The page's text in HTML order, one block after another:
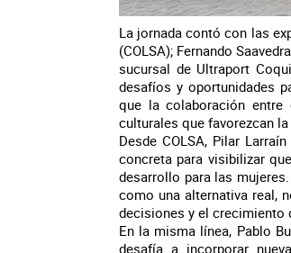
La jornada contó con las
(COLSA); Fernando
sucursal de Ultraport
desafíos y oportunidades
que la colaboración entre
culturales que favorezcan
Desde COLSA, Pilar
concreta para visibilizar
desarrollo para las
como una alternativa real,
decisiones y el crecimiento
En la misma línea, Pablo
desafía a incorporar